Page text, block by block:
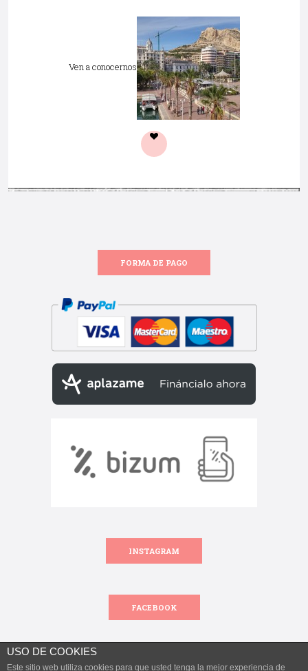
Ven a conocernos
FORMA DE PAGO
INSTAGRAM
FACEBOOK
USO DE COOKIES
Este sitio web utiliza cookies para que usted tenga la mejor experiencia de